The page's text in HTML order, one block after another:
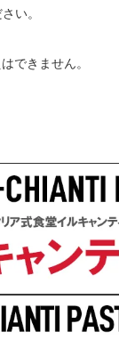
い。
できません。